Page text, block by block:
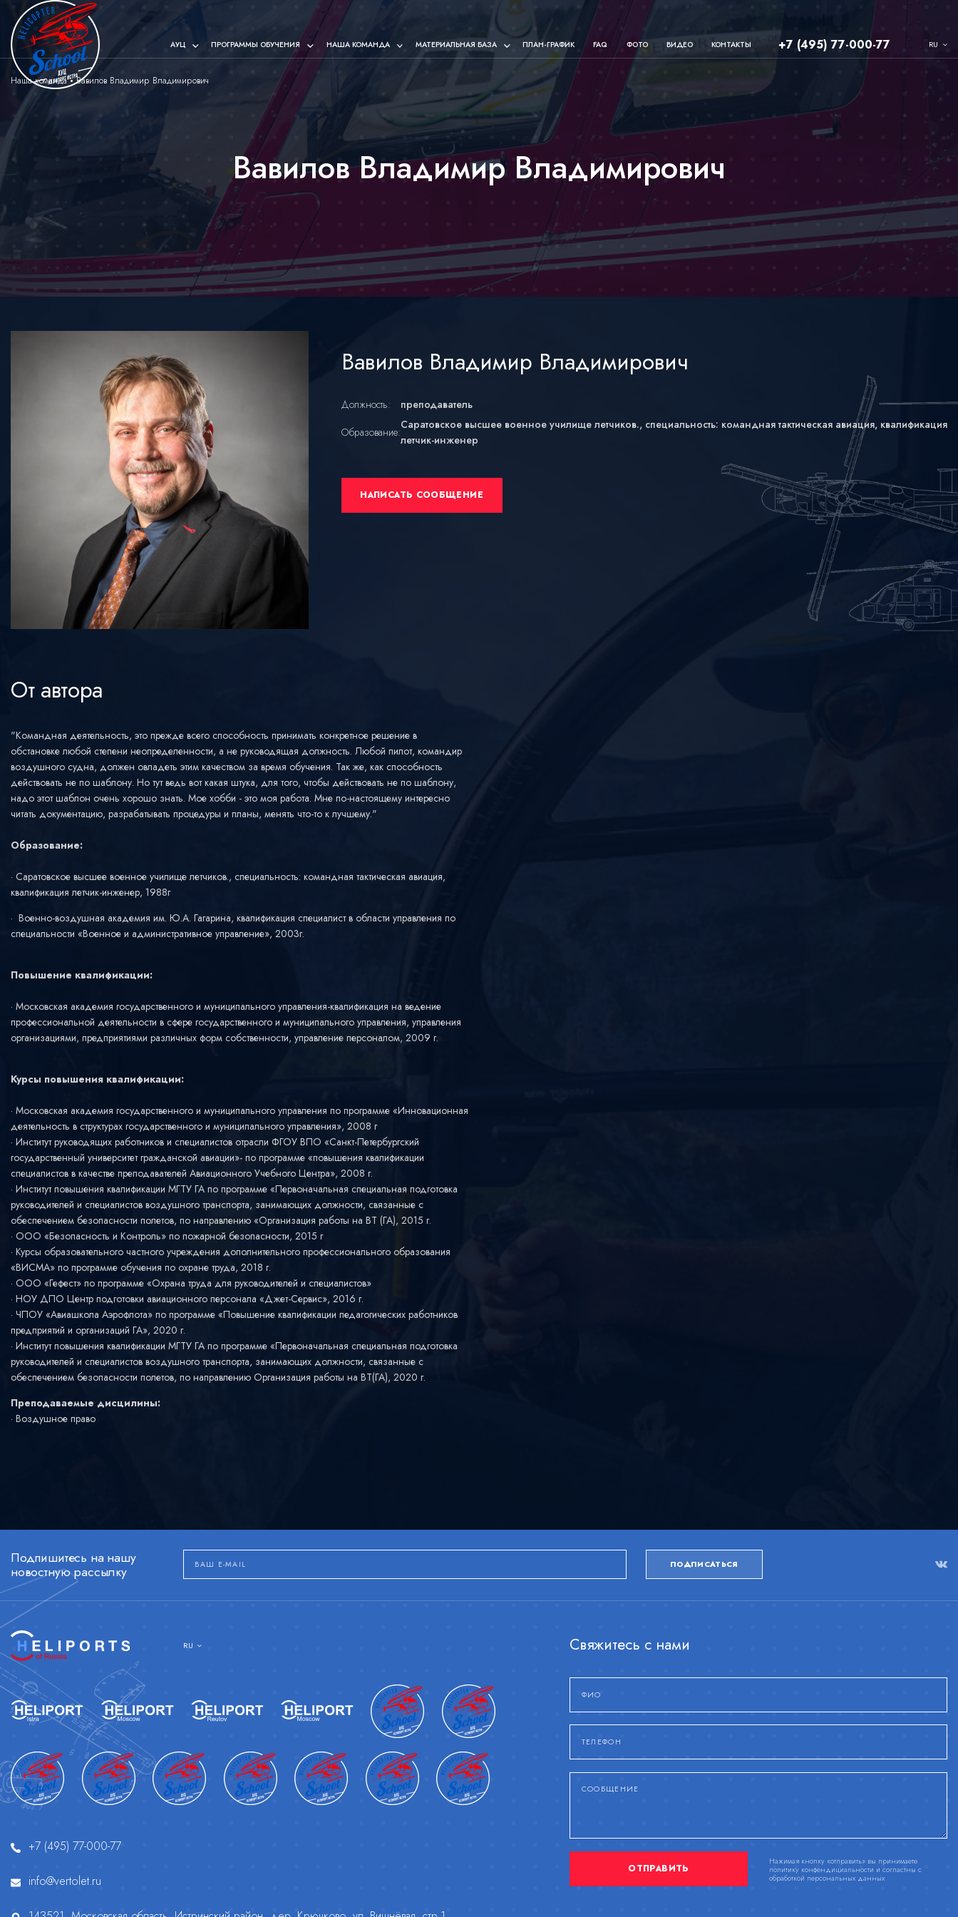
АУЦ ПРОГРАММЫ ОБУЧЕНИЯ НАША КОМАНДА МАТЕРИАЛЬНАЯ БАЗА ПЛАН-ГРАФИК FAQ ФОТО ВИДЕО КОНТАКТЫ +7 (495) 77-000-77 RU
Наша команда Вавилов Владимир Владимирович
Вавилов Владимир Владимирович
Вавилов Владимир Владимирович
Должность:
преподаватель
Образование:
Саратовское высшее военное училище летчиков., специальность: командная тактическая авиация, квалификация
летчик-инженер
НАПИСАТЬ СООБЩЕНИЕ
От автора
"Командная деятельность, это прежде всего способность принимать конкретное решение в
обстановке любой степени неопределенности, а не руководящая должность. Любой пилот, командир
воздушного судна, должен овладеть этим качеством за время обучения. Так же, как способность
действовать не по шаблону. Но тут ведь вот какая штука, для того, чтобы действовать не по шаблону,
надо этот шаблон очень хорошо знать. Мое хобби - это моя работа. Мне по-настоящему интересно
читать документацию, разрабатывать процедуры и планы, менять что-то к лучшему."
Образование:
Саратовское высшее военное училище летчиков., специальность: командная тактическая авиация,
квалификация летчик-инженер, 1988г
Военно-воздушная академия им. Ю.А. Гагарина, квалификация специалист в области управления по
специальности «Военное и административное управление», 2003г.
Повышение квалификации:
Московская академия государственного и муниципального управления-квалификация на ведение
профессиональной деятельности в сфере государственного и муниципального управления, управления
организациями, предприятиями различных форм собственности, управление персоналом, 2009 г.
Курсы повышения квалификации:
Московская академия государственного и муниципального управления по программе «Инновационная
деятельность в структурах государственного и муниципального управления», 2008 г
Институт руководящих работников и специалистов отрасли ФГОУ ВПО «Санкт-Петербургский
государственный университет гражданской авиации»- по программе «повышения квалификации
специалистов в качестве преподавателей Авиационного Учебного Центра», 2008 г.
Институт повышения квалификации МГТУ ГА по программе «Первоначальная специальная подготовка
руководителей и специалистов воздушного транспорта, занимающих должности, связанные с
обеспечением безопасности полетов, по направлению «Организация работы на ВТ (ГА), 2015 г.
ООО «Безопасность и Контроль» по пожарной безопасности, 2015 г
Курсы образовательного частного учреждения дополнительного профессионального образования
«ВИСМА» по программе обучения по охране труда, 2018 г.
ООО «Гефест» по программе «Охрана труда для руководителей и специалистов»
НОУ ДПО Центр подготовки авиационного персонала «Джет-Сервис», 2016 г.
ЧПОУ «Авиашкола Аэрофлота» по программе «Повышение квалификации педагогических работников
предприятий и организаций ГА», 2020 г.
Институт повышения квалификации МГТУ ГА по программе «Первоначальная специальная подготовка
руководителей и специалистов воздушного транспорта, занимающих должности, связанные с
обеспечением безопасности полетов, по направлению Организация работы на ВТ(ГА), 2020 г.
Преподаваемые дисцилины:
Воздушное право
Подпишитесь на нашу
новостную рассылку ПОДПИСАТЬСЯ
RU
+7 (495) 77-000-77
info@vertolet.ru
Свяжитесь с нами
ОТПРАВИТЬ
Нажимая кнопку «отправить» вы принимаете
политику конфендициальности и согластны с
обработкой персональных данных